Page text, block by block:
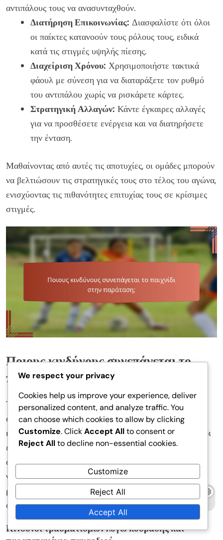
αντιπάλους τους να ανασυνταχθούν.
Διατήρηση Επικοινωνίας: Διασφαλίστε ότι όλοι
οι παίκτες κατανοούν τους ρόλους τους, ειδικά
κατά τις στιγμές υψηλής πίεσης.
Διαχείριση Χρόνου: Χρησιμοποιήστε τακτικά
φάουλ με σύνεση για να διαταράξετε τον ρυθμό
του αντιπάλου χωρίς να ρισκάρετε κάρτες.
Στρατηγική Αλλαγών: Κάντε έγκαιρες αλλαγές
για να προσθέσετε ενέργεια και να διατηρήσετε
την ένταση.
Μαθαίνοντας από αυτές τις αποτυχίες, οι ομάδες μπορούν
να βελτιώσουν τις στρατηγικές τους στο τέλος του αγώνα,
ενισχύοντας τις πιθανότητες επιτυχίας τους σε κρίσιμες
στιγμές.
Ποιους κινδύνους συνεπάγεται το
παιχνίδι στην παράταση;
Το παιχνίδι στην παράταση στο ποδόσφαιρο εισάγει
αρκετούς κινδύνους, κυρίως σχετικούς με την κούραση
και τους τραυματισμούς των παικτών. Καθώς το παιχνίδι
επεκτείνεται πέρα από τον κανονικό χρόνο, οι παίκτες
αντιμετωπίζουν αυξημένη φυσική και ψυχική πίεση,
γεγονός που μπορεί να οδηγήσει σε υψηλότερους
ρυθμούς τραυματισμών και τακτικές προκλήσεις για τις
ομάδες.
Κίνδυνοι τραυματισμών λόγω κούρασης και
We respect your privacy
Cookies help us improve your experience, deliver
personalized content, and analyze traffic. You
can choose which cookies to allow by clicking
Customize. ClickAccept Allto consent or
Reject Allto decline non-essential cookies.
Customize
Reject All
Accept All